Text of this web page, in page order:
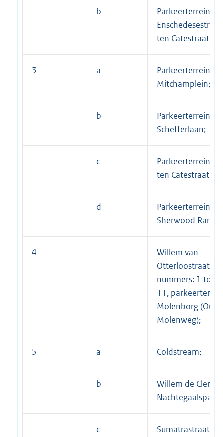
b
Parkeerterrein
ten Catestraat;
3 a
Parkeerterrein
Mitchamplein;
b
Parkeerterrein Ir.
Schefferlaan;
c
Parkeerterrein
ten Catestraat;
d
Parkeerterrein
Sherwood
4
Willem van
Otterloostraat,
nummers: 1 tot
11,
Molenborg (Oude
Molenweg);
5 a Coldstream;
b
Willem de
Nachtegaalspad;
c Sumatrastraat;